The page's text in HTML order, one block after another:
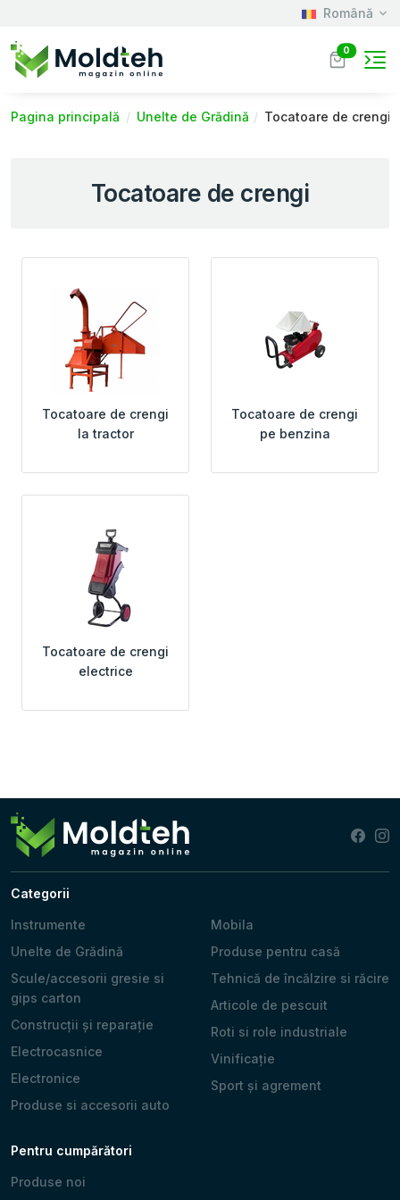
Română
0
Pagina principală Unelte de Grădină Tocatoare de crengi
Tocatoare de crengi
Tocatoare de crengi
la tractor
Tocatoare de crengi
pe benzina
Tocatoare de crengi
electrice
Categorii
Instrumente
Unelte de Grădină
Scule/accesorii gresie si
gips carton
Construcții și reparație
Electrocasnice
Electronice
Produse si accesorii auto
Mobila
Produse pentru casă
Tehnică de încălzire si răcire
Articole de pescuit
Roti si role industriale
Vinificație
Sport și agrement
Pentru cumpărători
Produse noi